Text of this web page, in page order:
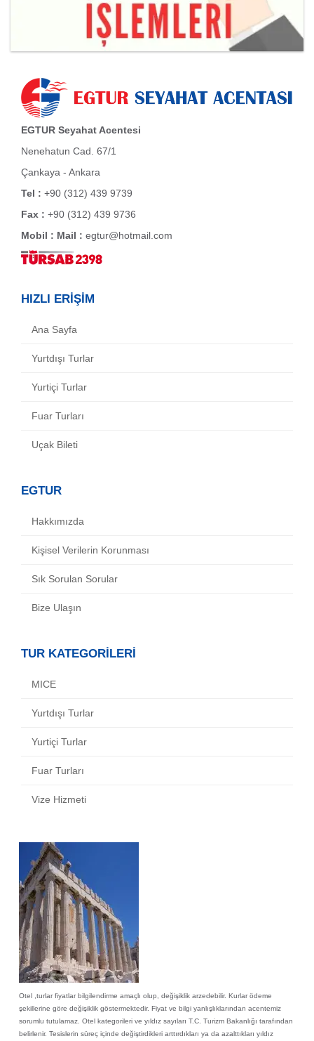
EGTUR Seyahat Acentesi
Nenehatun Cad. 67/1
Çankaya - Ankara
Tel : +90 (312) 439 9739
Fax : +90 (312) 439 9736
Mobil : Mail : egtur@hotmail.com
HIZLI ERİŞİM
Ana Sayfa
Yurtdışı Turlar
Yurtiçi Turlar
Fuar Turları
Uçak Bileti
EGTUR
Hakkımızda
Kişisel Verilerin Korunması
Sık Sorulan Sorular
Bize Ulaşın
TUR KATEGORİLERİ
MICE
Yurtdışı Turlar
Yurtiçi Turlar
Fuar Turları
Vize Hizmeti
Otel ,turlar fiyatlar bilgilendirme amaçlı olup, değişiklik arzedebilir. Kurlar ödeme
şekillerine göre değişiklik göstermektedir. Fiyat ve bilgi yanlışlıklarından acentemiz
sorumlu tutulamaz. Otel kategorileri ve yıldız sayıları T.C. Turizm Bakanlığı tarafından
belirlenir. Tesislerin süreç içinde değiştirdikleri arttırdıkları ya da azalttıkları yıldız